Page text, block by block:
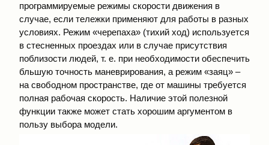
программируемые режимы скорости движения в
случае, если тележки применяют для работы в разных
условиях. Режим «черепаха» (тихий ход) используется
в стесненных проездах или в случае присутствия
поблизости людей, т. е. при необходимости обеспечить
бльшую точность маневрирования, а режим «заяц» –
на свободном пространстве, где от машины требуется
полная рабочая скорость. Наличие этой полезной
функции также может стать хорошим аргументом в
пользу выбора модели.